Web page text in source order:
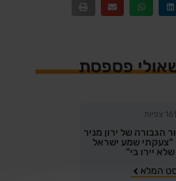
פספסת
161 צפיות
הגבורה של ירון מניר
"צעקתי שמע ישראל
יירו בי"
המלא